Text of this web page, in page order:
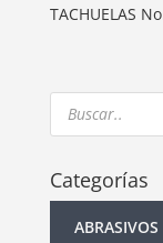
TACHUELAS
Products
search
Categorías
ABRASIVOS